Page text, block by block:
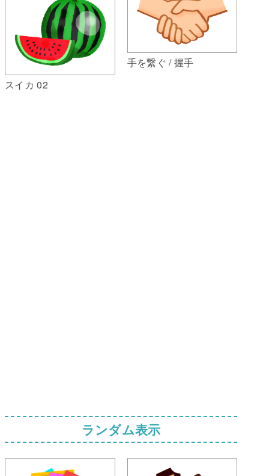
スイカ 02
手を繋ぐ / 握手
ランダム表示